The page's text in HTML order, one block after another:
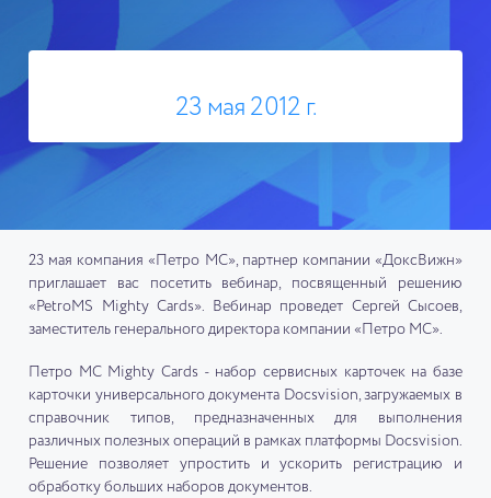
23 мая 2012 г.
23 мая компания «Петро МС», партнер компании «ДоксВижн»
приглашает вас посетить вебинар, посвященный решению
«PetroMS Mighty Cards». Вебинар проведет Сергей Сысоев,
заместитель генерального директора компании «Петро МС».
Петро МС Mighty Cards - набор сервисных карточек на базе
карточки универсального документа Docsvision, загружаемых в
справочник типов, предназначенных для выполнения
различных полезных операций в рамках платформы Docsvision.
Решение позволяет упростить и ускорить регистрацию и
обработку больших наборов документов.